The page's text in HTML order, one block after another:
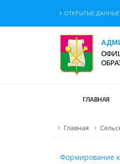
ОТКРЫТЫЕ ДАННЫЕ
ГЛАВНАЯ
Главная
Формирование